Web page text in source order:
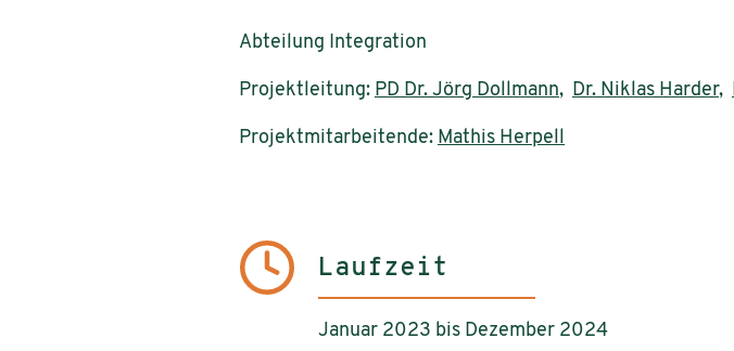
Abteilung Integration
Projektleitung: PD Dr. Jörg Dollmann, Dr. Niklas Harder,
Projektmitarbeitende: Mathis Herpell
Laufzeit
Januar 2023 bis Dezember 2024